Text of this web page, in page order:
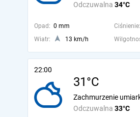
Odczuwalna 34°C
Opad: 0 mm Ciśnienie:
Wiatr:
13 km/h
22:00
31°C
Odczuwalna 33°C
Zachmurzenie